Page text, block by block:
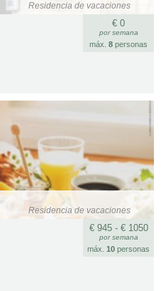
Residencia de vacaciones
€ 0
por semana
máx. 8 personas
Residencia de vacaciones
€ 945 - € 1050
por semana
máx. 10 personas